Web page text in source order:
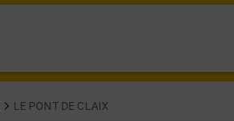
LE PONT DE CLAIX
ALLENDE LE PONT DE CLAIX,